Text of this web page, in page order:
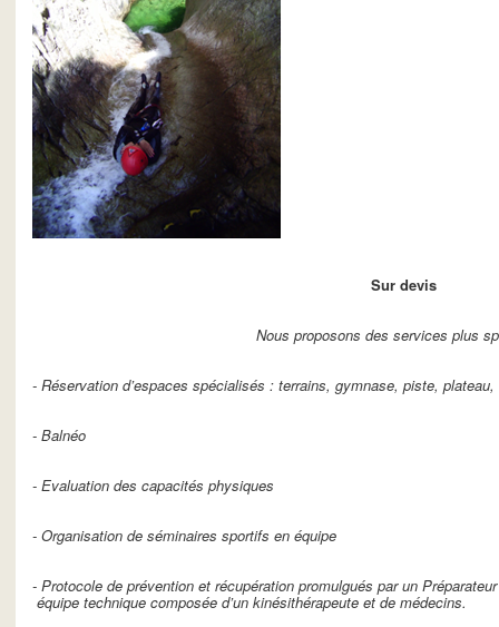
Sur devis
Nous proposons des services plus
- Réservation d’espaces spécialisés : terrains, gymnase, piste,
- Balnéo
- Evaluation des capacités physiques
- Organisation de séminaires sportifs en équipe
- Protocole de prévention et récupération promulgués par un
équipe technique composée d’un kinésithérapeute et de médecins.